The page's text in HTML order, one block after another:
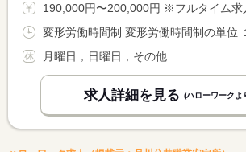
190,000円〜200,000円 ※フルタイム求人の場合は月額（換算額）、パート求人の場合
月曜日，日曜日，その他
求人詳細を見る (ハローワークよ